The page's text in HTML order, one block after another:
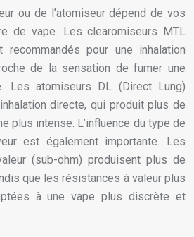
ou de l’atomiseur dépend de vos
de vape. Les clearomiseurs MTL
pour une inhalation
de la sensation de fumer une
Les atomiseurs DL (Direct Lung)
directe, qui produit plus de
plus intense. L’influence du type de
est également importante. Les
(sub-ohm) produisent plus de
que les résistances à valeur plus
à une vape plus discrète et